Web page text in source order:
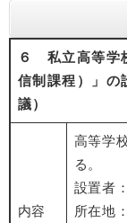
６ 私立高等学
信制課程）」の
議）
内容
高等学
る。
設置者
所在地